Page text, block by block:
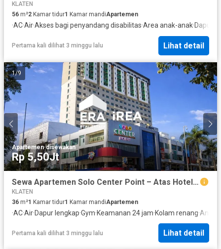
KLATEN
56 m²2 Kamar tidur1 Kamar mandiApartemen
·AC·Air·Akses bagi penyandang disabilitas·Area anak-anak·Dapur
Pertama kali dilihat 3 minggu lalu Lihat detail
1/9
Apartemen·disewakan
Rp 5,50Jt
Sewa Apartemen Solo Center Point – Atas Hotel Aston, Sewa Harian & Sewa Bulanan
KLATEN
36 m²1 Kamar tidur1 Kamar mandiApartemen
·AC·Air·Dapur lengkap·Gym·Keamanan 24 jam·Kolam renang·
Pertama kali dilihat 3 minggu lalu Lihat detail